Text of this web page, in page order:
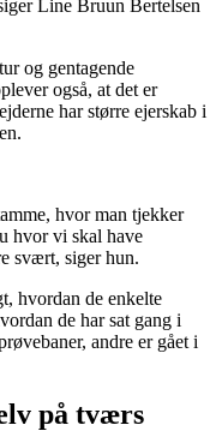
Line Bruun Bertelsen
og gentagende
også, at det er
har større ejerskab i
hvor man tjekker
hvor vi skal have
svært, siger hun.
hvordan de enkelte
de har sat gang i
andre er gået i
på tværs